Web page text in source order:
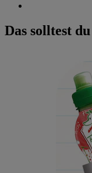
Das solltest